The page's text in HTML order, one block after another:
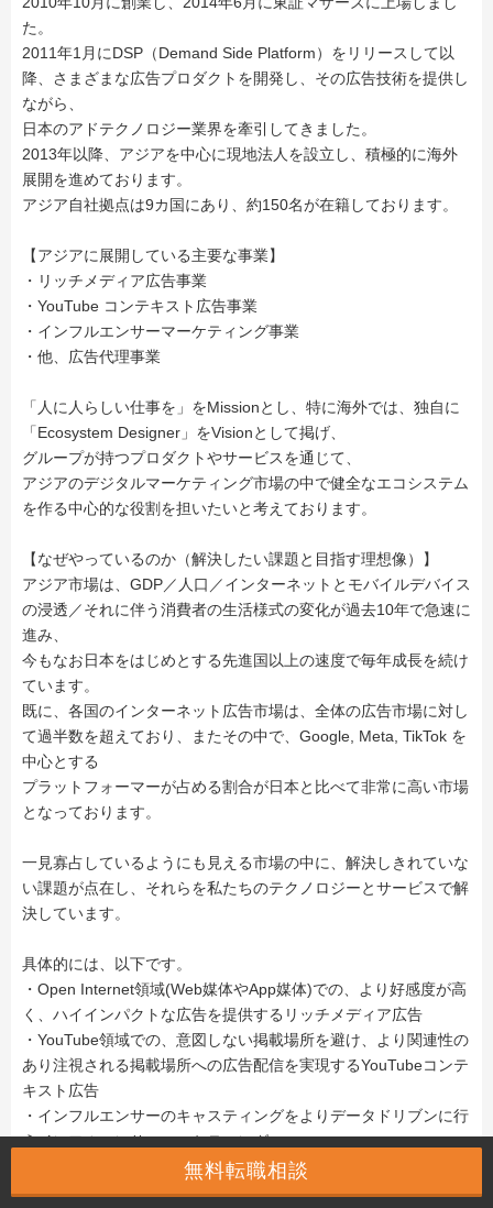
た。
2011年1月にDSP（Demand Side Platform）をリリースして以
降、さまざまな広告プロダクトを開発し、その広告技術を提供し
ながら、
日本のアドテクノロジー業界を牽引してきました。
2013年以降、アジアを中心に現地法人を設立し、積極的に海外
展開を進めております。
アジア自社拠点は9カ国にあり、約150名が在籍しております。
【アジアに展開している主要な事業】
・リッチメディア広告事業
・YouTube コンテキスト広告事業
・インフルエンサーマーケティング事業
・他、広告代理事業
「人に人らしい仕事を」をMissionとし、特に海外では、独自に
「Ecosystem Designer」をVisionとして掲げ、
グループが持つプロダクトやサービスを通じて、
アジアのデジタルマーケティング市場の中で健全なエコシステム
を作る中心的な役割を担いたいと考えております。
【なぜやっているのか（解決したい課題と目指す理想像）】
アジア市場は、GDP／人口／インターネットとモバイルデバイス
の浸透／それに伴う消費者の生活様式の変化が過去10年で急速に
進み、
今もなお日本をはじめとする先進国以上の速度で毎年成長を続け
ています。
既に、各国のインターネット広告市場は、全体の広告市場に対し
て過半数を超えており、またその中で、Google, Meta, TikTok を
中心とする
プラットフォーマーが占める割合が日本と比べて非常に高い市場
となっております。
一見寡占しているようにも見える市場の中に、解決しきれていな
い課題が点在し、それらを私たちのテクノロジーとサービスで解
決しています。
具体的には、以下です。
・Open Internet領域(Web媒体やApp媒体)での、より好感度が高
く、ハイインパクトな広告を提供するリッチメディア広告
・YouTube領域での、意図しない掲載場所を避け、より関連性の
あり注視される掲載場所への広告配信を実現するYouTubeコンテ
キスト広告
・インフルエンサーのキャスティングをよりデータドリブンに行
うインフルエンサーマーケティング
私たちは、デマンドサイド（広告主）とサプライサイド（メディ
無料転職相談